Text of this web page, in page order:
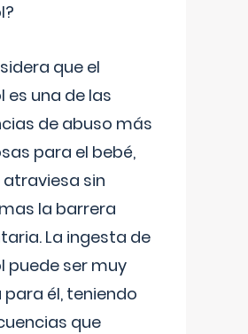
que el
es una de las
de abuso más
para el bebé,
atraviesa sin
la barrera
La ingesta de
puede ser muy
para él, teniendo
que